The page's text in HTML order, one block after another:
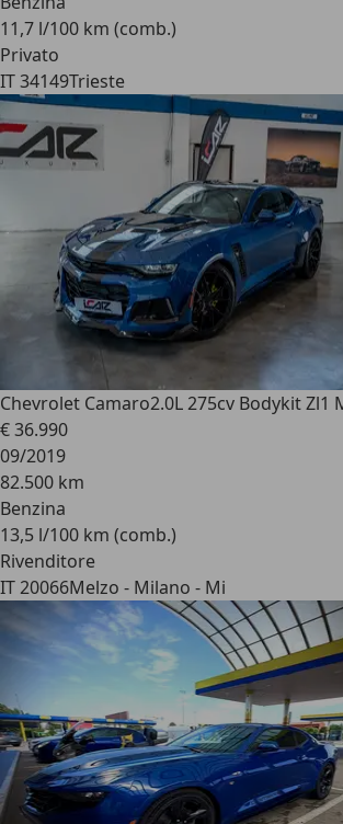
11,7 l/100 km (comb.)
Privato
IT 34149Trieste
Chevrolet Camaro2.0L 275cv Bodykit Zl1
€ 36.990
09/2019
82.500 km
Benzina
13,5 l/100 km (comb.)
Rivenditore
IT 20066Melzo - Milano - Mi